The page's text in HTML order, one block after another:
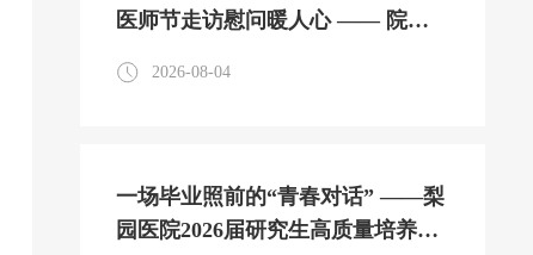
医师节走访慰问暖人心 —— 院领
内科脑机接口中心
2026-08-04
一场毕业照前的“青春对话” ——梨
园医院2026届研究生高质量培养侧